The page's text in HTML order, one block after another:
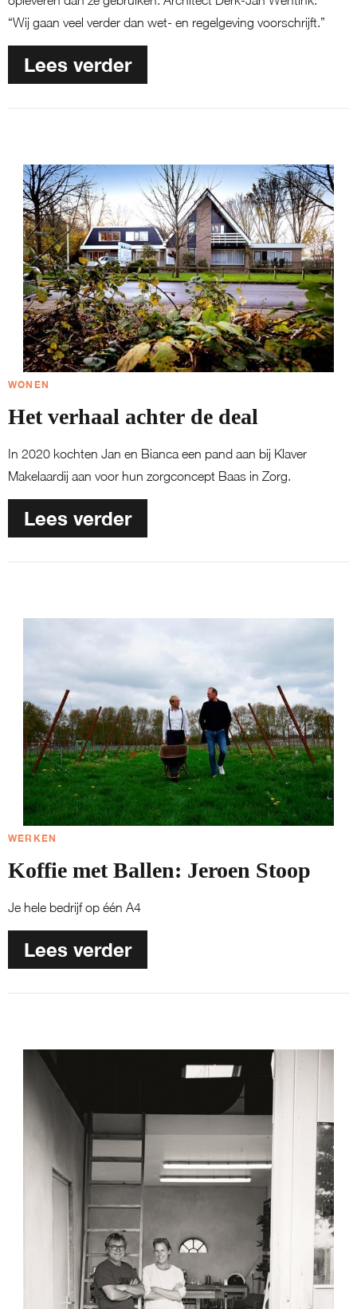
“Wij gaan veel verder dan wet- en regelgeving voorschrijft.”
Lees verder
WONEN
Het verhaal achter de deal
In 2020 kochten Jan en Bianca een pand aan bij Klaver
Makelaardij aan voor hun zorgconcept Baas in Zorg.
Lees verder
WERKEN
Koffie met Ballen: Jeroen Stoop
Je hele bedrijf op één A4
Lees verder